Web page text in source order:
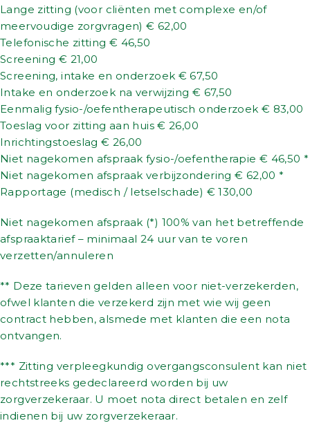
Lange zitting (voor cliënten met complexe en/of
meervoudige zorgvragen) € 62,00
Telefonische zitting € 46,50
Screening € 21,00
Screening, intake en onderzoek € 67,50
Intake en onderzoek na verwijzing € 67,50
Eenmalig fysio-/oefentherapeutisch onderzoek € 83,00
Toeslag voor zitting aan huis € 26,00
Inrichtingstoeslag € 26,00
Niet nagekomen afspraak fysio-/oefentherapie € 46,50 *
Niet nagekomen afspraak verbijzondering € 62,00 *
Rapportage (medisch / letselschade) € 130,00
Niet nagekomen afspraak (*) 100% van het betreffende
afspraaktarief – minimaal 24 uur van te voren
verzetten/annuleren
** Deze tarieven gelden alleen voor niet-verzekerden,
ofwel klanten die verzekerd zijn met wie wij geen
contract hebben, alsmede met klanten die een nota
ontvangen.
*** Zitting verpleegkundig overgangsconsulent kan niet
rechtstreeks gedeclareerd worden bij uw
zorgverzekeraar. U moet nota direct betalen en zelf
indienen bij uw zorgverzekeraar.